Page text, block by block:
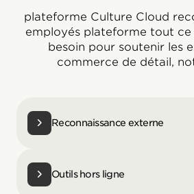
plateforme Culture Cloud
employés plateforme tout
besoin pour soutenir les
commerce de détail,
Reconnaissance externe
Outils hors ligne